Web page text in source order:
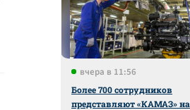
вчера в 11:56
Более 700 сотрудников
представляют «КАМАЗ» на